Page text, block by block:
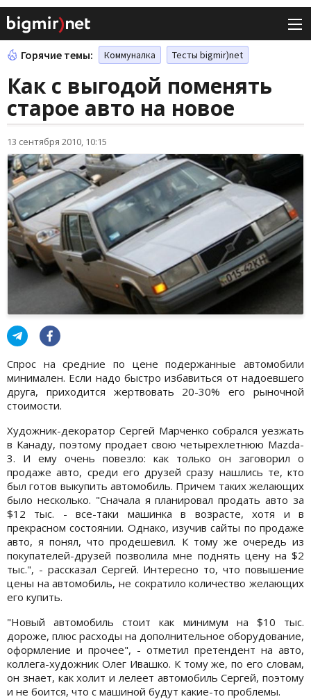
Горячие темы: Коммуналка Тесты bigmir)net
Как с выгодой поменять
старое авто на новое
13 сентября 2010, 10:15
Спрос на средние по цене подержанные автомобили
минимален. Если надо быстро избавиться от надоевшего
друга, приходится жертвовать 20-30% его рыночной
стоимости.
Художник-декоратор Сергей Марченко собрался уезжать
в Канаду, поэтому продает свою четырехлетнюю Mazda-
3. И ему очень повезло: как только он заговорил о
продаже авто, среди его друзей сразу нашлись те, кто
был готов выкупить автомобиль. Причем таких желающих
было несколько. "Сначала я планировал продать авто за
$12 тыc. - все-таки машинка в возрасте, хотя и в
прекрасном состоянии. Однако, изучив сайты по продаже
авто, я понял, что продешевил. К тому же очередь из
покупателей-друзей позволила мне поднять цену на $2
тыс.", - рассказал Сергей. Интересно то, что повышение
цены на автомобиль, не сократило количество желающих
его купить.
"Новый автомобиль стоит как минимум на $10 тыс.
дороже, плюс расходы на дополнительное оборудование,
оформление и прочее", - отметил претендент на авто,
коллега-художник Олег Ивашко. К тому же, по его словам,
он знает, как холит и лелеет автомобиль Сергей, поэтому
и не боится, что с машиной будут какие-то проблемы.